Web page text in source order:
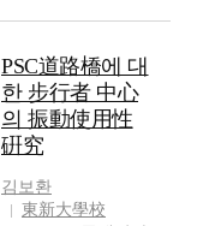
로 실제 시공중인 현수
교량을 대상으로 모델
링하였다. 연구 결과
본 연구 대상 교량의
경우 다지지점 지진입
력을 고려하지 않은 상
태에서 지반의 영향을
PSC道路橋에 대
한 步行者 中心
의 振動使用性
硏究
김보환
東新大學校